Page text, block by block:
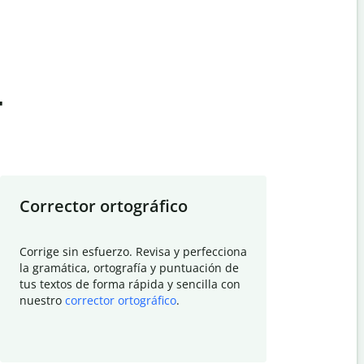
Corrector ortográfico
Corrige sin esfuerzo. Revisa y perfecciona
la gramática, ortografía y puntuación de
tus textos de forma rápida y sencilla con
nuestro corrector ortográfico.